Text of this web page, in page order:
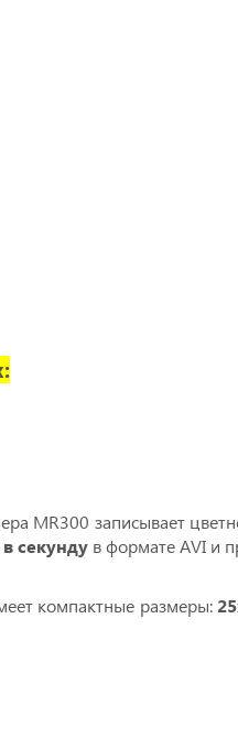
MR300 записывает
секунду в формате AVI и
компактные размеры: